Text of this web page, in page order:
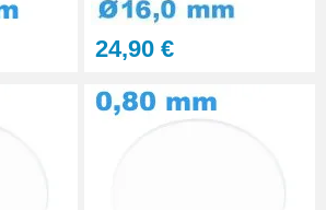
41,90 €
24,90 €